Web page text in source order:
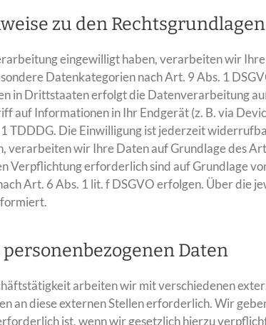
zu den
eingewilligt haben, verarbeiten wir
Datenkategorien nach Art. 9 Abs. 1
in Drittstaaten erfolgt die Datenverarbeitung
auf Informationen in Ihr Endgerät (z. B. via
1 TDDDG. Die Einwilligung ist jederzeit
verarbeiten wir Ihre Daten auf Grundlage des
Verpflichtung erforderlich sind auf Grundlage
Art. 6 Abs. 1 lit. f DSGVO erfolgen. Über die
Daten
arbeiten wir mit verschiedenen
an diese externen Stellen erforderlich. Wir
ist, wenn wir gesetzlich hierzu